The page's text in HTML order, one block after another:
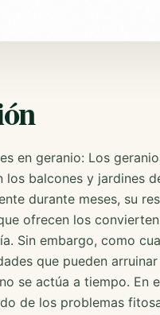
en geranio: Los
los balcones y jardines
durante meses, su
ofrecen los
Sin embargo, como
que pueden
se actúa a tiempo. En
de los problemas